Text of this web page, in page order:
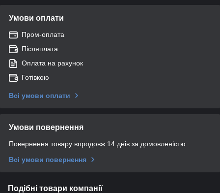
Умови оплати
Пром-оплата
Післяплата
Оплата на рахунок
Готівкою
Всі умови оплати
Умови повернення
Повернення товару впродовж 14 днів за домовленістю
Всі умови повернення
Подібні товари компанії